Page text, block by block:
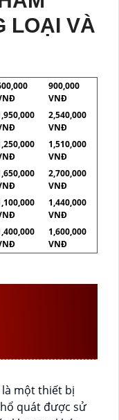
LOẠI VÀ
900,000
VNĐ
2,540,000
VNĐ
1,510,000
VNĐ
2,700,000
VNĐ
1,440,000
VNĐ
1,600,000
VNĐ
là một thiết bị
quát được sử